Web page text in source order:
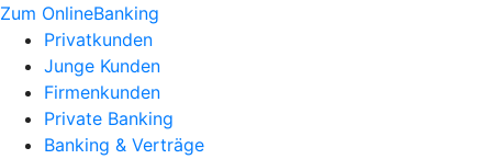
Zum OnlineBanking
Privatkunden
Junge Kunden
Firmenkunden
Private Banking
Banking & Verträge